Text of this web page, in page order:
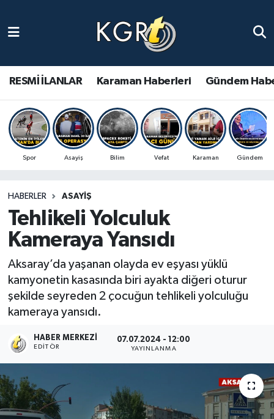
RESMİ İLANLAR Karaman Haberleri Gündem
Spor Asayiş Bilim Vefat Karaman Gündem
HABERLER ASAYIŞ
Tehlikeli Yolculuk
Kameraya Yansıdı
Aksaray’da yaşanan olayda ev eşyası yüklü
kamyonetin kasasında biri ayakta diğeri oturur
şekilde seyreden 2 çocuğun tehlikeli yolculuğu
kameraya yansıdı.
HABER MERKEZI
EDITÖR
07.07.2024 - 12:00
YAYINLANMA
Gündem Haberleri
Güncel Haberler
Spor Haberleri
Ulusal Haberler
Vefat Edenler